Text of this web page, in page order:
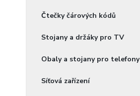
Čtečky čárových kódů
Stojany a držáky pro TV
Obaly a stojany pro telefony
Síťová zařízení